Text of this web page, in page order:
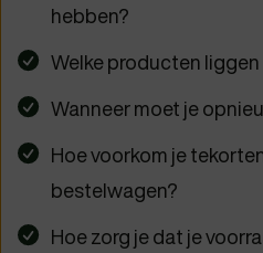
hebben?
Welke producten
Wanneer moet je
Hoe voorkom je
bestelwagen?
Hoe zorg je dat je